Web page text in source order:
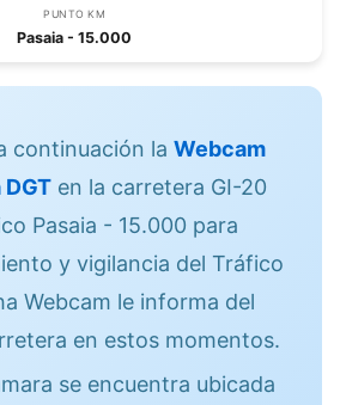
PUNTO KM
Pasaia - 15.000
continuación la Webcam
en la carretera GI-20
Pasaia - 15.000 para
y vigilancia del Tráfico
Webcam le informa del
en estos momentos.
se encuentra ubicada